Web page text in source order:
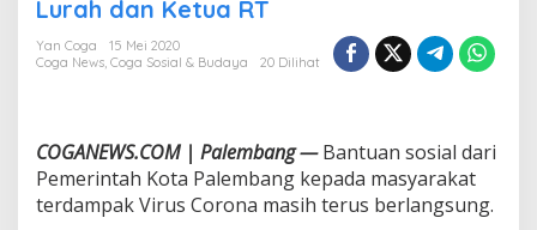
o
M
e
r
i
k
Lurah dan Ketua RT
Yan Coga
15 Mei 2020
Coga News Coga Sosial & Budaya 20 Dilihat
COGANEWS.COM | Palembang — Bantuan sosial dari
Pemerintah Kota Palembang kepada masyarakat
terdampak Virus Corona masih terus berlangsung.